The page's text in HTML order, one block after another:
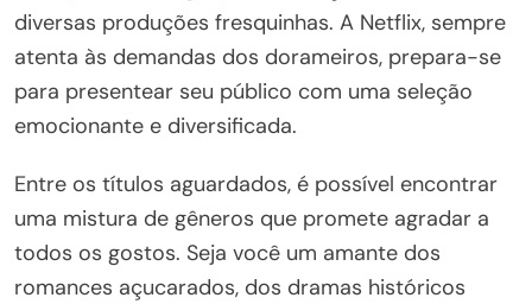
diversas produções fresquinhas. A Netflix, sempre
atenta às demandas dos dorameiros, prepara-se
para presentear seu público com uma seleção
emocionante e diversificada.
Entre os títulos aguardados, é possível encontrar
uma mistura de gêneros que promete agradar a
todos os gostos. Seja você um amante dos
romances açucarados, dos dramas históricos